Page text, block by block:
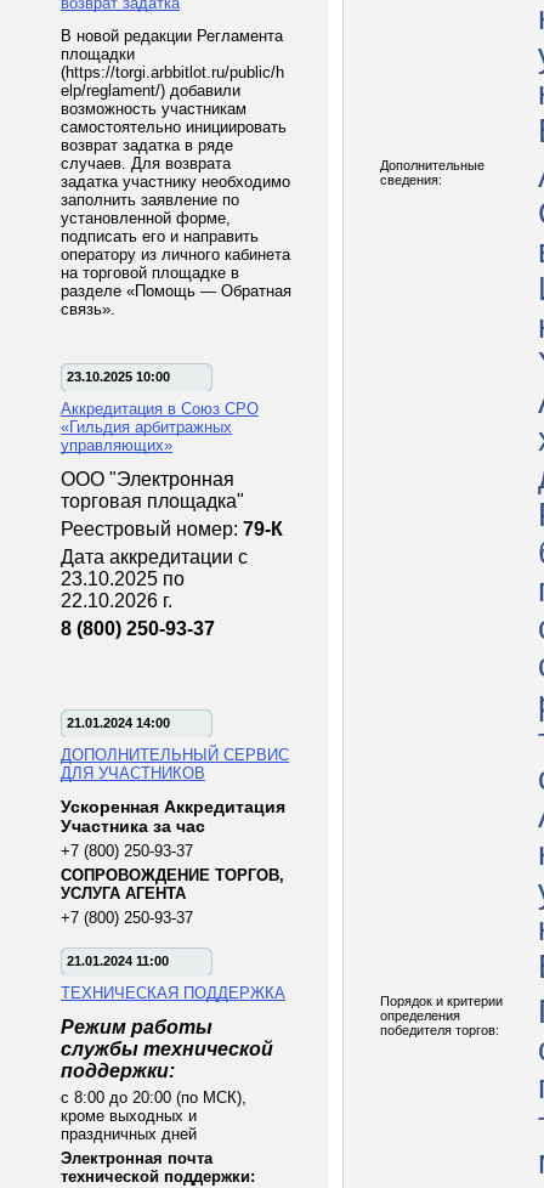
В новой редакции Регламента
площадки
(https://torgi.arbbitlot.ru/public/h
elp/reglament/) добавили
возможность участникам
самостоятельно инициировать
возврат задатка в ряде
случаев. Для возврата
задатка участнику необходимо
заполнить заявление по
установленной форме,
подписать его и направить
оператору из личного кабинета
на торговой площадке в
разделе «Помощь — Обратная
связь».
23.10.2025 10:00
Аккредитация в Союз СРО
«Гильдия арбитражных
управляющих»
ООО "Электронная
торговая площадка"
Реестровый номер: 79-К
Дата аккредитации с
23.10.2025 по
22.10.2026 г.
8 (800) 250-93-37
21.01.2024 14:00
ДОПОЛНИТЕЛЬНЫЙ СЕРВИС
ДЛЯ УЧАСТНИКОВ
Ускоренная Аккредитация
Участника за час
+7 (800) 250-93-37
СОПРОВОЖДЕНИЕ ТОРГОВ,
УСЛУГА АГЕНТА
+7 (800) 250-93-37
21.01.2024 11:00
ТЕХНИЧЕСКАЯ ПОДДЕРЖКА
Режим работы
службы технической
поддержки:
с 8:00 до 20:00 (по МСК),
кроме выходных и
праздничных дней
Электронная почта
технической поддержки:
Дополнительные
сведения:
Порядок и критерии
определения
победителя торгов: